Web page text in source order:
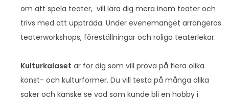
om att spela teater, vill lära dig mera inom teater och
trivs med att uppträda. Under evenemanget arrangeras
teaterworkshops, föreställningar och roliga teaterlekar.
Kulturkalaset är för dig som vill pröva på flera olika
konst- och kulturformer. Du vill testa på många olika
saker och kanske se vad som kunde bli en hobby i